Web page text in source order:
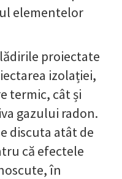
elementelor
proiectate
izolației,
termic, cât și
gazului radon.
discuta atât de
că efectele
în